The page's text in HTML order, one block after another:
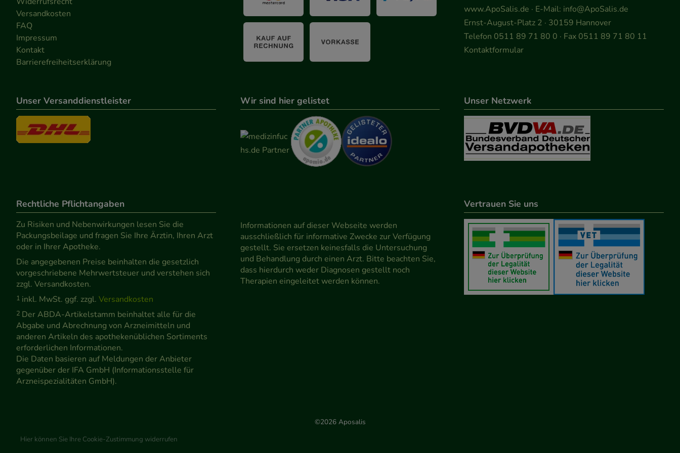
Versandkosten
FAQ
Impressum
Kontakt
Barrierefreiheitserklärung
www.ApoSalis.de · E-Mail: info@ApoSalis.de
Ernst-August-Platz 2 · 30159 Hannover
Telefon 0511 89 71 80 0 · Fax 0511 89 71 80 11
Kontaktformular
Unser Versanddienstleister Wir sind hier gelistet Unser Netzwerk
Rechtliche Pflichtangaben
Zu Risiken und Nebenwirkungen lesen Sie die
Packungsbeilage und fragen Sie Ihre Ärztin, Ihren Arzt
oder in Ihrer Apotheke.
Die angegebenen Preise beinhalten die gesetzlich
vorgeschriebene Mehrwertsteuer und verstehen sich
zzgl. Versandkosten.
1 inkl. MwSt. ggf. zzgl. Versandkosten
2 Der ABDA-Artikelstamm beinhaltet alle für die
Abgabe und Abrechnung von Arzneimitteln und
anderen Artikeln des apothekenüblichen Sortiments
erforderlichen Informationen.
Die Daten basieren auf Meldungen der Anbieter
gegenüber der IFA GmbH (Informationsstelle für
Arzneispezialitäten GmbH).
Informationen auf dieser Webseite werden
ausschließlich für informative Zwecke zur Verfügung
gestellt. Sie ersetzen keinesfalls die Untersuchung
und Behandlung durch einen Arzt. Bitte beachten Sie,
dass hierdurch weder Diagnosen gestellt noch
Therapien eingeleitet werden können.
Vertrauen Sie uns
©2026 Aposalis
Hier können Sie Ihre Cookie-Zustimmung widerrufen